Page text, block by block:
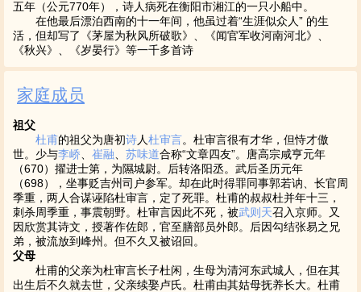
五年（公元770年），诗人病死在衡阳市湘江的一只小船中。
在他最后漂泊西南的十一年间，他虽过着“生涯似众人” 的生
活，但却写了《茅屋为秋风所破歌》、《闻官军收河南河北》、
《秋兴》、《岁晏行》等一千多首诗
家庭成员
祖父
杜甫的祖父为唐初诗人杜审言。杜审言很有才华，但恃才傲
世。少与李峤 崔融 苏味道合称“文章四友”。唐高宗咸亨元年
（670）擢进士第，为隰城尉。后转洛阳丞。武后圣历元年
（698），坐事贬吉州司户参军。却在此时得罪同事郭若讷、长官周
季重，两人合谋诬陷杜审言，定了死罪。杜甫的叔叔杜并年十三，
刺杀周季重，事震朝野。杜审言因此不死，被武则天召入京师。又
因欣赏其诗文，授著作佐郎，官至膳部员外郎。后因勾结张易之兄
弟，被流放到峰州。但不久又被诏回。
父母
杜甫的父亲为杜审言长子杜闲，生母为清河东武城人，但在其
出生后不久就去世，父亲续娶卢氏。杜甫由其姑母抚养长大。杜甫